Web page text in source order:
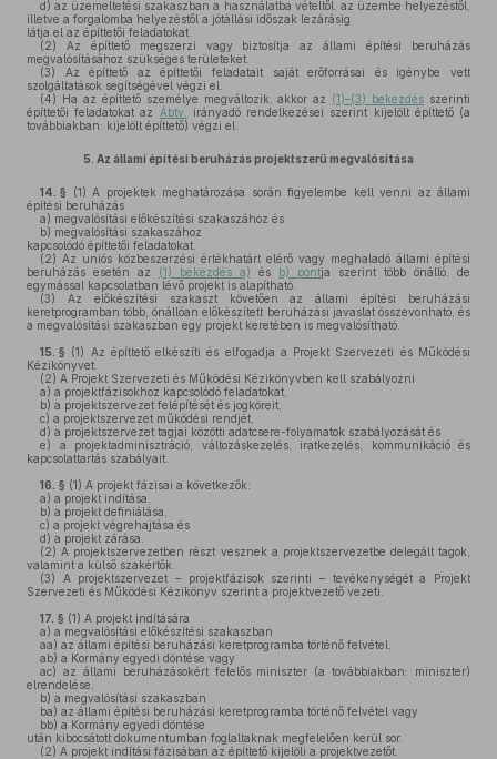
d) az üzemeltetési szakaszban a használatba vételtől, az üzembe helyezéstől,
illetve a forgalomba helyezéstől a jótállási időszak lezárásig
látja el az építtetői feladatokat.
(2) Az építtető megszerzi vagy biztosítja az állami építési beruházás
megvalósításához szükséges területeket.
(3) Az építtető az építtetői feladatait saját erőforrásai és igénybe vett
szolgáltatások segítségével végzi el.
(4) Ha az építtető személye megváltozik, akkor az (1)–(3) bekezdés szerinti
építtetői feladatokat az
Ábtv.
irányadó rendelkezései szerint kijelölt építtető (a
továbbiakban: kijelölt építtető) végzi el.
5. Az állami építési beruházás projektszerű megvalósítása
14. § (1) A projektek meghatározása során figyelembe kell venni az állami
építési beruházás
a) megvalósítási előkészítési szakaszához és
b) megvalósítási szakaszához
kapcsolódó építtetői feladatokat.
(2) Az uniós közbeszerzési értékhatárt elérő vagy meghaladó állami építési
beruházás esetén az (1) bekezdés a) és b) pontja szerint több önálló, de
egymással kapcsolatban lévő projekt is alapítható.
(3) Az előkészítési szakaszt követően az állami építési beruházási
keretprogramban több, önállóan előkészített beruházási javaslat összevonható, és
a megvalósítási szakaszban egy projekt keretében is megvalósítható.
15. § (1) Az építtető elkészíti és elfogadja a Projekt Szervezeti és Működési
Kézikönyvet.
(2) A Projekt Szervezeti és Működési Kézikönyvben kell szabályozni
a) a projektfázisokhoz kapcsolódó feladatokat,
b) a projektszervezet felépítését és jogköreit,
c) a projektszervezet működési rendjét,
d) a projektszervezet tagjai közötti adatcsere-folyamatok szabályozását és
e) a projektadminisztráció, változáskezelés, iratkezelés, kommunikáció és
kapcsolattartás szabályait.
16. § (1) A projekt fázisai a következők:
a) a projekt indítása,
b) a projekt definiálása,
c) a projekt végrehajtása és
d) a projekt zárása.
(2) A projektszervezetben részt vesznek a projektszervezetbe delegált tagok,
valamint a külső szakértők.
(3) A projektszervezet – projektfázisok szerinti – tevékenységét a Projekt
Szervezeti és Működési Kézikönyv szerint a projektvezető vezeti.
17. § (1) A projekt indítására
a) a megvalósítási előkészítési szakaszban
aa) az állami építési beruházási keretprogramba történő felvétel,
ab) a Kormány egyedi döntése vagy
ac) az állami beruházásokért felelős miniszter (a továbbiakban: miniszter)
elrendelése,
b) a megvalósítási szakaszban
ba) az állami építési beruházási keretprogramba történő felvétel vagy
bb) a Kormány egyedi döntése
után kibocsátott dokumentumban foglaltaknak megfelelően kerül sor.
(2) A projekt indítási fázisában az építtető kijelöli a projektvezetőt.